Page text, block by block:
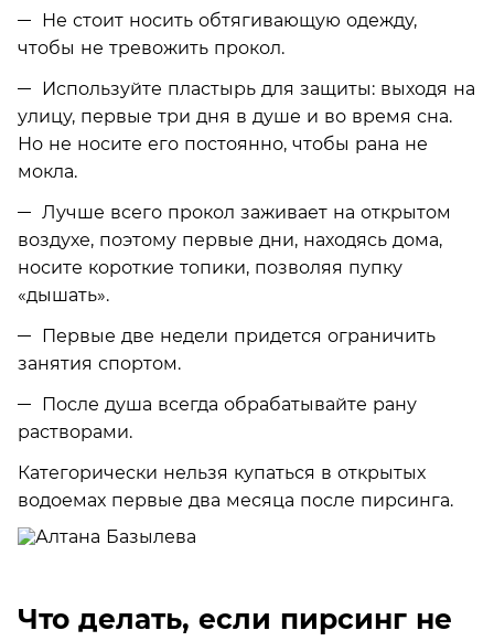
Не стоит носить обтягивающую одежду,
чтобы не тревожить прокол.
Используйте пластырь для защиты: выходя на
улицу, первые три дня в душе и во время сна.
Но не носите его постоянно, чтобы рана не
мокла.
Лучше всего прокол заживает на открытом
воздухе, поэтому первые дни, находясь дома,
носите короткие топики, позволяя пупку
«дышать».
Первые две недели придется ограничить
занятия спортом.
После душа всегда обрабатывайте рану
растворами.
Категорически нельзя купаться в открытых
водоемах первые два месяца после пирсинга.
Что делать, если пирсинг не